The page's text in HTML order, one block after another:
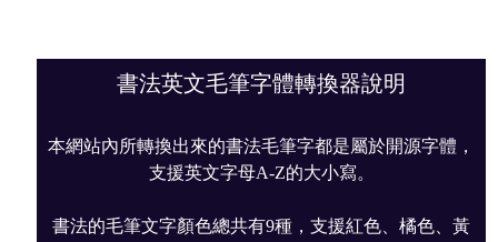
書法英文毛筆字體轉換器說明
本網站內所轉換出來的書法毛筆字都是屬於開源字體，
支援英文字母A-Z的大小寫。
書法的毛筆文字顏色總共有9種，支援紅色、橘色、黃